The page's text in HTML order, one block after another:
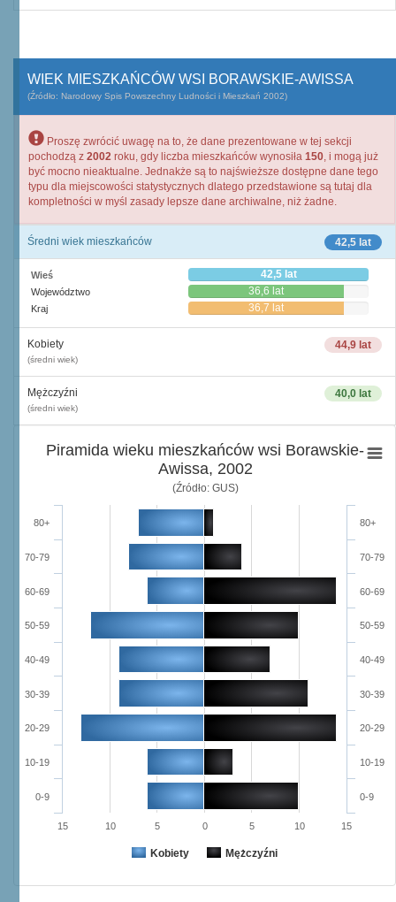
WIEK MIESZKAŃCÓW WSI BORAWSKIE-AWISSA
(Źródło: Narodowy Spis Powszechny Ludności i Mieszkań 2002)
Proszę zwrócić uwagę na to, że dane prezentowane w tej sekcji
pochodzą z 2002 roku, gdy liczba mieszkańców wynosiła 150, i mogą już
być mocno nieaktualne. Jednakże są to najświeższe dostępne dane tego
typu dla miejscowości statystycznych dlatego przedstawione są tutaj dla
kompletności w myśl zasady lepsze dane archiwalne, niż żadne.
42,5 lat
Średni wiek mieszkańców
Wieś 42,5 lat
Województwo 36,6 lat
Kraj 36,7 lat
44,9 lat
Kobiety
(średni wiek)
40,0 lat
Mężczyźni
(średni wiek)
Piramida wieku mieszkańców wsi Borawskie-
Awissa, 2002
(Źródło: GUS)
Kobiety Mężczyźni
0-9
10-19
20-29
30-39
40-49
50-59
60-69
70-79
80+
0-9
10-19
20-29
30-39
40-49
50-59
60-69
70-79
80+
15 10 5 0 5 10 15